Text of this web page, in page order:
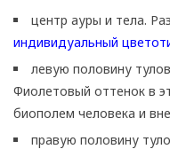
центр ауры и тела.
индивидуальный
левую половину
Фиолетовый оттенок в
биополем человека и
правую половину